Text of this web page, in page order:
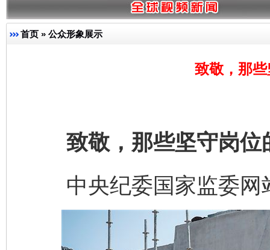
首页 » 公众形象展示
致敬，那
致敬，那些坚守岗位
中央纪委国家监委网